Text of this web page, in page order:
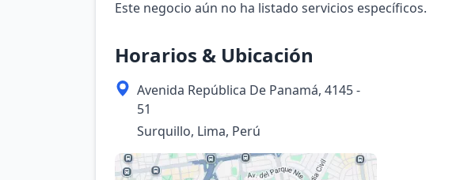
Este negocio aún no ha listado servicios específicos.
Horarios & Ubicación
Avenida República De Panamá, 4145 -
51
Surquillo, Lima, Perú